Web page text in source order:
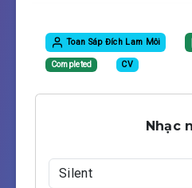
Toan Sáp Đích Lam Môi
Completed CV
Nhạc